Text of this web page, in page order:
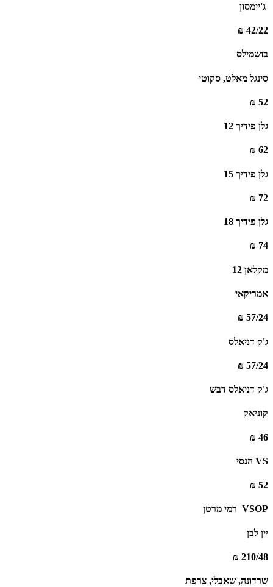
‏ ג'יימסון ‏
42/22 ₪
בושמילס
סינגל מאלט, סקוטי
52 ₪
גלן פידיך 12
62 ₪
גלן פידיך 15
72 ₪
גלן פידיך 18
74 ₪
מקלאן 12
אמריקאי
57/24 ₪
ג'ק דניאלס
57/24 ₪
ג'ק דניאלס דבש
קוניאק
46 ₪
VS הנסי
52 ₪
VSOP ‏ רמי מרטן
יין לבן
210/48 ₪
שרדונה, שאבלי, צרפת